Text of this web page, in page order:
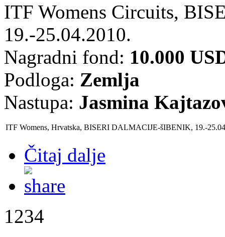
ITF Womens Circuits,
19.-25.04.2010.
Nagradni fond: 10.000
Podloga: Zemlja
Nastupa: Jasmina
ITF Womens, Hrvatska, BISERI DALMACIJE-šIBENIK, 19.-
Čitaj dalje
1234